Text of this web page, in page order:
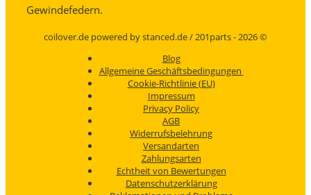
Gewindefedern.
coilover.de powered by stanced.de / 201parts - 2026 ©
Blog
Allgemeine Geschäftsbedingungen
Cookie-Richtlinie (EU)
Impressum
Privacy Policy
AGB
Widerrufsbelehrung
Versandarten
Zahlungsarten
Echtheit von Bewertungen
Datenschutzerklärung